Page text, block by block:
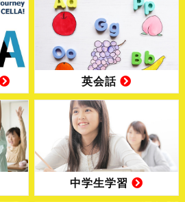
英会話
中学生学習